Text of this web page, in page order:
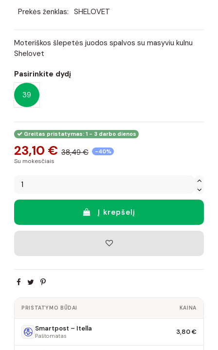
Prekės ženklas: SHELOVET
Moteriškos šlepetės juodos spalvos su masyviu kulnu
Shelovet
Pasirinkite dydį
39
Greitas pristatymas: 1 - 3 darbo dienos
23,10 € 38,49 € -40%
Su mokesčiais
Į krepšelį
PRISTATYMO BŪDAI KAINA
Smartpost – Itella
Paštomatas 3,80 €